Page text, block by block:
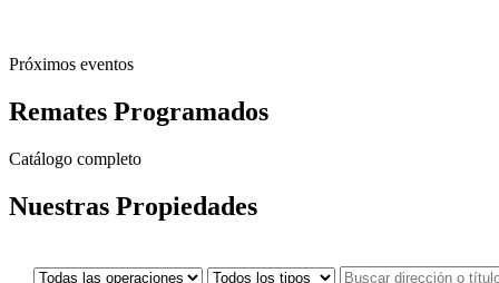
Próximos eventos
Remates Programados
Catálogo completo
Nuestras Propiedades